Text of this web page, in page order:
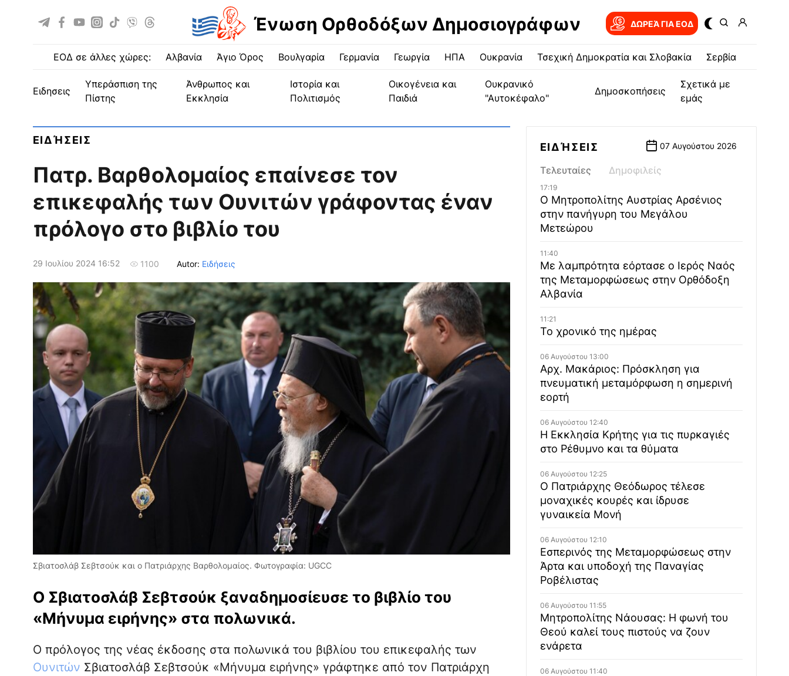
Ένωση Ορθοδόξων Δημοσιογράφων ΔΩΡΕΆ ΓΙΑ EOΔ
ΕΟΔ σε άλλες χώρες: Αλβανία Άγιο Όρος Βουλγαρία Γερμανία Γεωργία ΗΠΑ Ουκρανία Τσεχική Δημοκρατία και Σλοβακία Σερβία
ειδησεις
Υπεράσπιση της
Πίστης
Άνθρωπος και
Εκκλησία
Ιστορία και
Πολιτισμός
Οικογένεια και
Παιδιά
Ουκρανικό
"Αυτοκέφαλο"
Δημοσκοπήσεις
Σχετικά με
εμάς
ΕΙΔΉΣΕΙΣ
Πατρ. Βαρθολομαίος επαίνεσε τον
επικεφαλής των Ουνιτών γράφοντας έναν
πρόλογο στο βιβλίο του
29 Ιουλίου 2024 16:52 1100 Autor: Ειδήσεις
Σβιατοσλάβ Σεβτσούκ και ο Πατριάρχης Βαρθολομαίος. Φωτογραφία: UGCC
Ο Σβιατοσλάβ Σεβτσούκ ξαναδημοσίευσε το βιβλίο του
«Μήνυμα ειρήνης» στα πολωνικά.
Ο πρόλογος της νέας έκδοσης στα πολωνικά του βιβλίου του επικεφαλής των
Ουνιτών Σβιατοσλάβ Σεβτσούκ «Μήνυμα ειρήνης» γράφτηκε από τον Πατριάρχη
ΕΙΔΉΣΕΙΣ 07 Αυγούστου 2026
Τελευταίες Δημοφιλείς
17:19
Ο Μητροπολίτης Αυστρίας Αρσένιος
στην πανήγυρη του Μεγάλου
Μετεώρου
11:40
Με λαμπρότητα εόρτασε ο Ιερός Ναός
της Μεταμορφώσεως στην Ορθόδοξη
Αλβανία
11:21
Το χρονικό της ημέρας
06 Αυγούστου 13:00
Αρχ. Μακάριος: Πρόσκληση για
πνευματική μεταμόρφωση η σημερινή
εορτή
06 Αυγούστου 12:40
Η Εκκλησία Κρήτης για τις πυρκαγιές
στο Ρέθυμνο και τα θύματα
06 Αυγούστου 12:25
Ο Πατριάρχης Θεόδωρος τέλεσε
μοναχικές κουρές και ίδρυσε
γυναικεία Μονή
06 Αυγούστου 12:10
Εσπερινός της Μεταμορφώσεως στην
Άρτα και υποδοχή της Παναγίας
Ροβέλιστας
06 Αυγούστου 11:55
Μητροπολίτης Νάουσας: Η φωνή του
Θεού καλεί τους πιστούς να ζουν
ενάρετα
06 Αυγούστου 11:40